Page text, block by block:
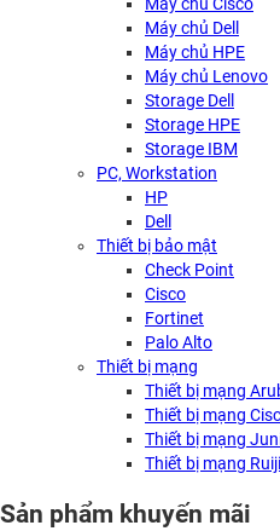
Máy chủ Dell
Máy chủ HPE
Máy chủ Lenovo
Storage Dell
Storage HPE
Storage IBM
PC, Workstation
HP
Dell
Thiết bị bảo mật
Check Point
Cisco
Fortinet
Palo Alto
Thiết bị mạng
Thiết bị mạng
Thiết bị mạng
Thiết bị mạng
Thiết bị mạng
Sản phẩm khuyến mãi